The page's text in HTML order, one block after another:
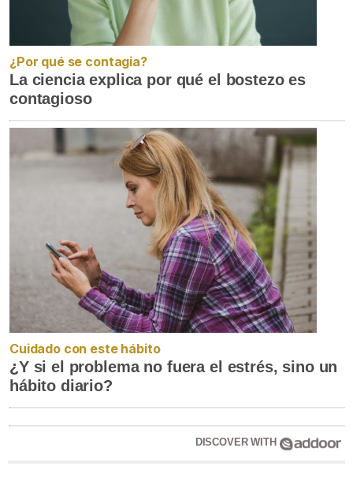
¿Por qué se contagia?
La ciencia explica por qué el bostezo es
contagioso
Cuidado con este hábito
¿Y si el problema no fuera el estrés, sino un
hábito diario?
DISCOVER WITH